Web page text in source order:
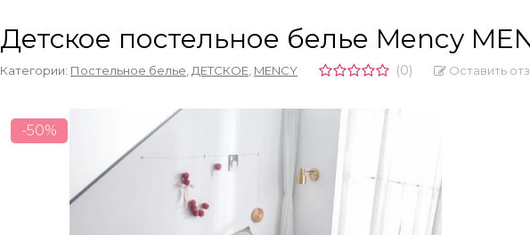
Детское постельное белье Mency
Категории: Постельное белье ДЕТСКОЕ MENCY (0) Оставить
-50%